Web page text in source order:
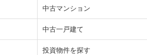
町浜二番丁
5.45万円
中古マンション
中古一戸建て
投資物件を探す